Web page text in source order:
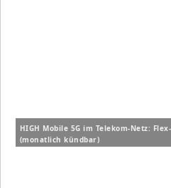
HIGH Mobile 5G im Telekom-Netz:
(monatlich kündbar)